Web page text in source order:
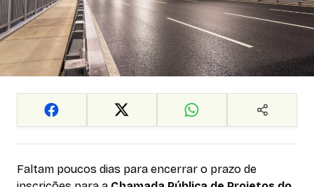
Faltam poucos dias para encerrar o prazo de